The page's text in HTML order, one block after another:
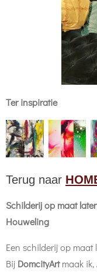
Ter inspiratie
Terug naar
Schilderij op maat
Houweling
Een schilderij op maat
Bij DomcityArtmaak ik,